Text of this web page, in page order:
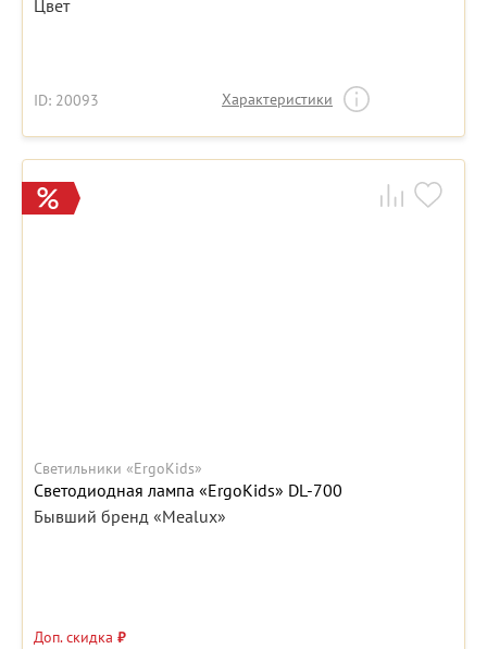
Цвет
ID: 20093 Характеристики
Светильники «ErgoKids»
Светодиодная лампа «ErgoKids» DL-700
Бывший бренд «Mealux»
Доп. скидка ₽